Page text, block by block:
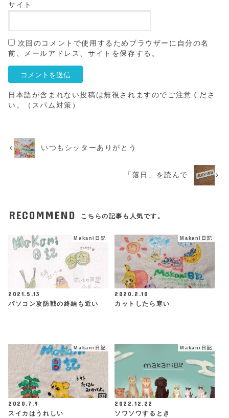
サイト
次回のコメントで使用するためブラウザーに自分の名
前、メールアドレス、サイトを保存する。
日本語が含まれない投稿は無視されますのでご注意くださ
い。（スパム対策）
いつもシッターありがとう
「落日」を読んで
RECOMMEND こちらの記事も人気です。
Makani日記
2021.5.13
パソコン攻防戦の終結も近い
Makani日記
2020.2.10
カットしたら寒い
Makani日記
2020.7.9
スイカはうれしい
Makani日記
2022.12.22
ソワソワするとき